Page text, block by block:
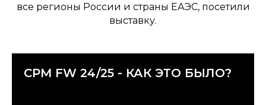
все регионы России и страны ЕАЭС, посетили
выставку.
CPM FW 24/25 - КАК ЭТО БЫЛО?